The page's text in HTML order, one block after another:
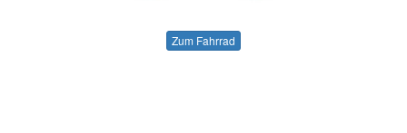
Zum Fahrrad